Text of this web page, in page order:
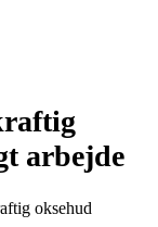
arbejde